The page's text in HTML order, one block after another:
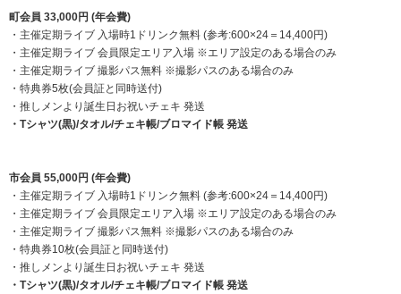
町会員 33,000円 (年会費)
・主催定期ライブ 入場時1ドリンク無料 (参考:600×24＝14,400円)
・主催定期ライブ 会員限定エリア入場 ※エリア設定のある場合のみ
・主催定期ライブ 撮影パス無料 ※撮影パスのある場合のみ
・特典券5枚(会員証と同時送付)
・推しメンより誕生日お祝いチェキ 発送
・Tシャツ(黒)/タオル/チェキ帳/ブロマイド帳 発送
市会員 55,000円 (年会費)
・主催定期ライブ 入場時1ドリンク無料 (参考:600×24＝14,400円)
・主催定期ライブ 会員限定エリア入場 ※エリア設定のある場合のみ
・主催定期ライブ 撮影パス無料 ※撮影パスのある場合のみ
・特典券10枚(会員証と同時送付)
・推しメンより誕生日お祝いチェキ 発送
・Tシャツ(黒)/タオル/チェキ帳/ブロマイド帳 発送